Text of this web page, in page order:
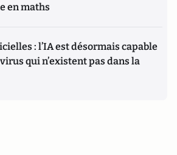
en maths
: l’IA est désormais capable
qui n’existent pas dans la